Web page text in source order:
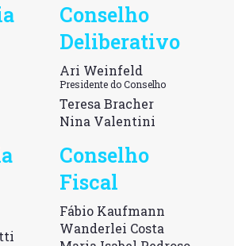
Conselho
Deliberativo
Ari Weinfeld
Presidente do Conselho
Teresa Bracher
Nina Valentini
Conselho
Fiscal
Fábio Kaufmann
Wanderlei Costa